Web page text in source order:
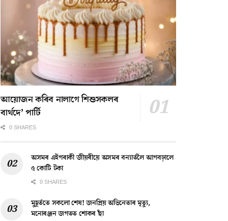
আয়োজন কৰিব নালাগে শিশুসকলৰ
বাৰ্থদে’ পাৰ্টি
0 SHARES
অসমৰ এইগৰাকী জীয়ৰীয়ে অসমৰ বন্যাৰ্তলৈ আগবঢ়ালে
৫ কোটি টকা
0 SHARES
মুহূৰ্ততে সকলো শেষ! জনপ্ৰিয় অভিনেতাৰ মৃত্যু,
মনোৰঞ্জন জগতত শোকৰ ছাঁ